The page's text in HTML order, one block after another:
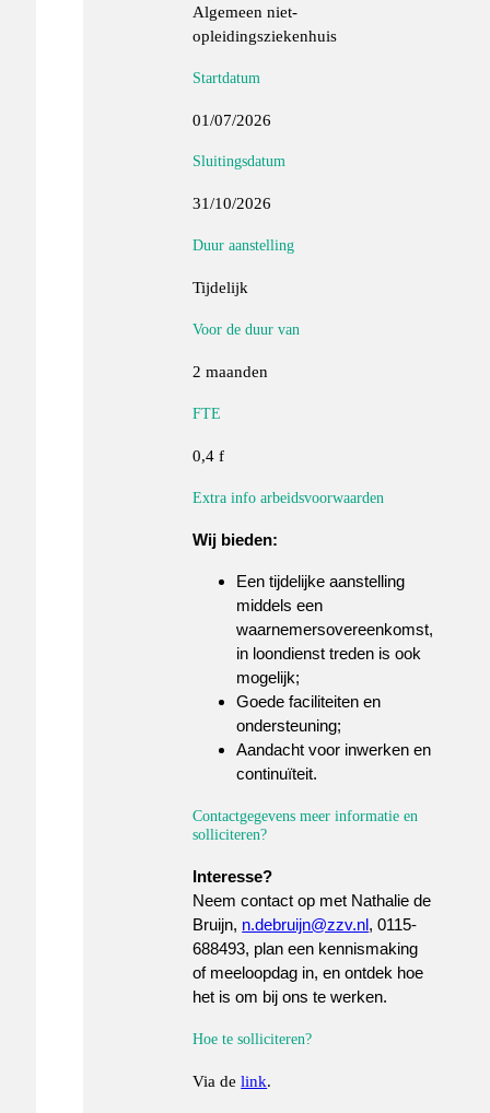
Algemeen niet-
opleidingsziekenhuis
Startdatum
01/07/2026
Sluitingsdatum
31/10/2026
Duur aanstelling
Tijdelijk
Voor de duur van
2 maanden
FTE
0,4 f
Extra info arbeidsvoorwaarden
Wij bieden:
Een tijdelijke aanstelling
middels een
waarnemersovereenkomst,
in loondienst treden is ook
mogelijk;
Goede faciliteiten en
ondersteuning;
Aandacht voor inwerken en
continuïteit.
Contactgegevens meer informatie en
solliciteren?
Interesse?
Neem contact op met Nathalie de
Bruijn, n.debruijn@zzv.nl, 0115-
688493, plan een kennismaking
of meeloopdag in, en ontdek hoe
het is om bij ons te werken.
Hoe te solliciteren?
Via delink.